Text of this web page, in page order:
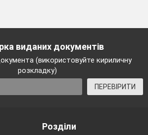
виданих документів
(використовуйте кириличну
розкладку)
ПЕРЕВІРИТИ
Розділи